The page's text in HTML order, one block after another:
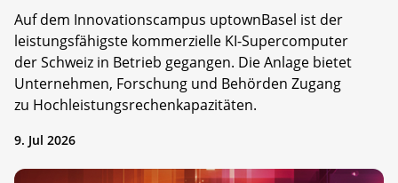
Auf dem Innovationscampus uptownBasel ist der
leistungsfähigste kommerzielle KI-Supercomputer
der Schweiz in Betrieb gegangen. Die Anlage bietet
Unternehmen, Forschung und Behörden Zugang
zu Hochleistungsrechenkapazitäten.
9. Jul 2026